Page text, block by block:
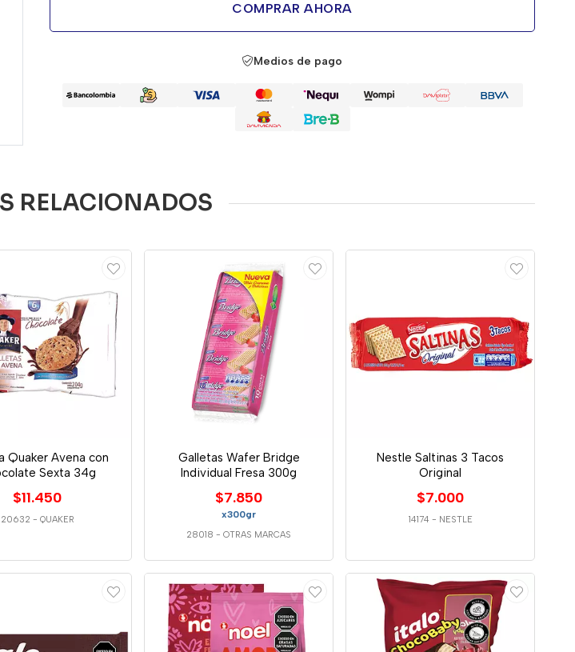
COMPRAR AHORA
Medios de pago
RELACIONADOS
Quaker Avena con
Sexta 34g
$11.450
20632 - QUAKER
Galletas Wafer Bridge
Individual Fresa 300g
$7.850
x300gr
28018 -OTRAS MARCAS
Nestle Saltinas 3 Tacos
Original
$7.000
14174 - NESTLE